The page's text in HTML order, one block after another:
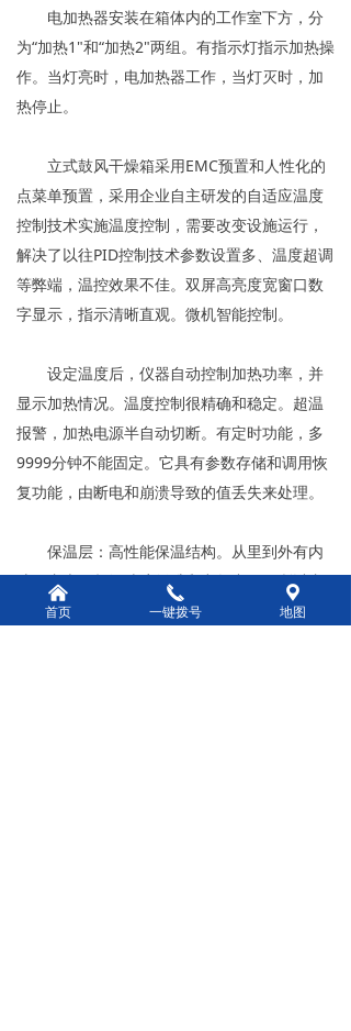
电加热器安装在箱体内的工作室下方，分
为“加热1"和“加热2"两组。有指示灯指示加热操
作。当灯亮时，电加热器工作，当灯灭时，加
热停止。
立式鼓风干燥箱采用EMC预置和人性化的
点菜单预置，采用企业自主研发的自适应温度
控制技术实施温度控制，需要改变设施运行，
解决了以往PID控制技术参数设置多、温度超调
等弊端，温控效果不佳。双屏高亮度宽窗口数
字显示，指示清晰直观。微机智能控制。
设定温度后，仪器自动控制加热功率，并
显示加热情况。温度控制很精确和稳定。超温
报警，加热电源半自动切断。有定时功能，多
9999分钟不能固定。它具有参数存储和调用恢
复功能，由断电和崩溃导致的值丢失来处理。
保温层：高性能保温结构。从里到外有内
腔、内壳、超细玻璃纤维和空气夹层，所以内
胆热量损失少。外箱的门胆机构独立而特殊，
낀
首页
끅
一键拨号
끇
地图